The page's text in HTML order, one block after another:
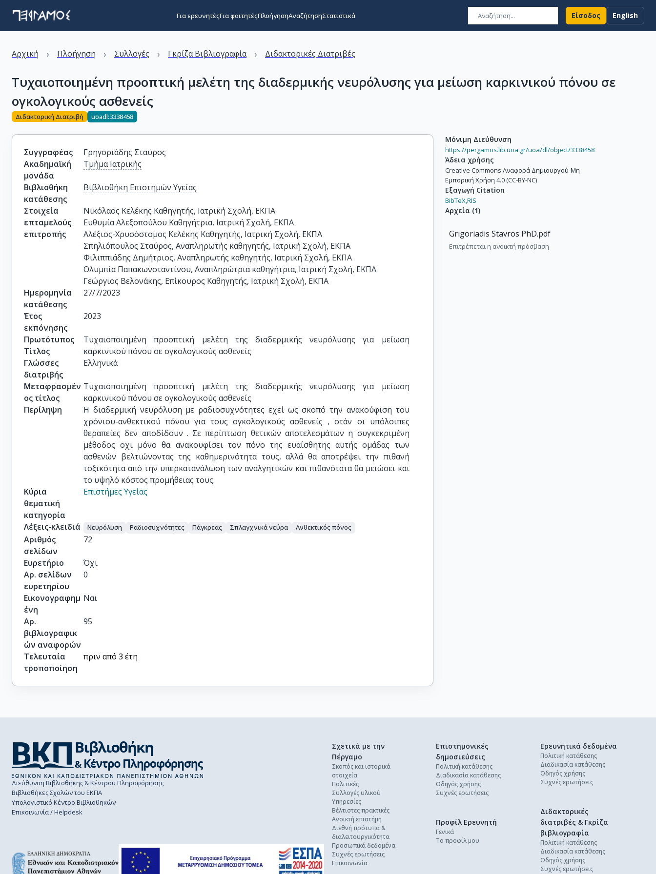
Για ερευνητέςΓια φοιτητέςΠλοήγησηΑναζήτησηΣτατιστικά Είσοδος English
Αρχική › Πλοήγηση › Συλλογές › Γκρίζα Βιβλιογραφία › Διδακτορικές Διατριβές
Τυχαιοποιημένη προοπτική μελέτη της διαδερμικής νευρόλυσης για μείωση καρκινικού πόνου σε
ογκολογικούς ασθενείς
Διδακτορική Διατριβή uoadl:3338458
Συγγραφέας
Γρηγοριάδης Σταύρος
Ακαδημαϊκή
μονάδα
Τμήμα Ιατρικής
Βιβλιοθήκη
κατάθεσης
Βιβλιοθήκη Επιστημών Υγείας
Στοιχεία
επταμελούς
επιτροπής
Νικόλαος Κελέκης Καθηγητής, Ιατρική Σχολή, ΕΚΠΑ
Ευθυμία Αλεξοπούλου Καθηγήτρια, Ιατρική Σχολή, ΕΚΠΑ
Αλέξιος-Χρυσόστομος Κελέκης Καθηγητής, Ιατρική Σχολή, ΕΚΠΑ
Σπηλιόπουλος Σταύρος, Αναπληρωτής καθηγητής, Ιατρική Σχολή, ΕΚΠΑ
Φιλιππιάδης Δημήτριος, Αναπληρωτής καθηγητής, Ιατρική Σχολή, ΕΚΠΑ
Ολυμπία Παπακωνσταντίνου, Αναπληρώτρια καθηγήτρια, Ιατρική Σχολή, ΕΚΠΑ
Γεώργιος Βελονάκης, Επίκουρος Καθηγητής, Ιατρική Σχολή, ΕΚΠΑ
Ημερομηνία
κατάθεσης
27/7/2023
Έτος
εκπόνησης
2023
Πρωτότυπος
Τίτλος
Τυχαιοποιημένη προοπτική μελέτη της διαδερμικής νευρόλυσης για μείωση
καρκινικού πόνου σε ογκολογικούς ασθενείς
Γλώσσες
διατριβής
Ελληνικά
Μεταφρασμέν
ος τίτλος
Τυχαιοποιημένη προοπτική μελέτη της διαδερμικής νευρόλυσης για μείωση
καρκινικού πόνου σε ογκολογικούς ασθενείς
Περίληψη
Η διαδερμική νευρόλυση με ραδιοσυχνότητες εχεί ως σκοπό την ανακούφιση του
χρόνιου-ανθεκτικού πόνου για τους ογκολογικούς ασθενείς , οτάν οι υπόλοιπες
θεραπείες δεν αποδίδουν . Σε περίπτωση θετικών αποτελεσμάτων η συγκεκριμένη
μέθοδος οχι μόνο θα ανακουφίσει τον πόνο της ευαίσθητης αυτής ομάδας των
ασθενών βελτιώνοντας της καθημερινότητα τους, αλλά θα αποτρέψει την πιθανή
τοξικότητα από την υπερκατανάλωση των αναλγητικών και πιθανότατα θα μειώσει και
το υψηλό κόστος προμήθειας τους.
Κύρια
θεματική
κατηγορία
Επιστήμες Υγείας
Λέξεις-κλειδιά Νευρόλυση Ραδιοσυχνότητες Πάγκρεας Σπλαγχνικά νεύρα Ανθεκτικός πόνος
Αριθμός
σελίδων
72
Ευρετήριο
Όχι
Αρ. σελίδων
ευρετηρίου
0
Εικονογραφημ
ένη
Ναι
Αρ.
βιβλιογραφικ
ών αναφορών
95
Τελευταία
τροποποίηση
πριν από 3 έτη
Μόνιμη Διεύθυνση
https://pergamos.lib.uoa.gr/uoa/dl/object/3338458
Άδεια χρήσης
Creative Commons Αναφορά Δημιουργού-Μη
Εμπορική Χρήση 4.0 (CC-BY-NC)
Εξαγωγή Citation
BibTeX,RIS
Αρχεία (1)
Grigoriadis Stavros PhD.pdf
Επιτρέπεται η ανοικτή πρόσβαση
Διεύθυνση Βιβλιοθήκης & Κέντρου Πληροφόρησης
Βιβλιοθήκες Σχολών του ΕΚΠΑ
Υπολογιστικό Κέντρο Βιβλιοθηκών
Επικοινωνία / Helpdesk
Σχετικά με την
Πέργαμο
Σκοπός και ιστορικά
στοιχεία
Πολιτικές
Συλλογές υλικού
Υπηρεσίες
Βέλτιστες πρακτικές
Ανοικτή επιστήμη
Διεθνή πρότυπα &
διαλειτουργικότητα
Προσωπικά δεδομένα
Συχνές ερωτήσεις
Επικοινωνία
Επιστημονικές
δημοσιεύσεις
Πολιτική κατάθεσης
Διαδικασία κατάθεσης
Οδηγός χρήσης
Συχνές ερωτήσεις
Ερευνητικά δεδομένα
Πολιτική κατάθεσης
Διαδικασία κατάθεσης
Οδηγός χρήσης
Συχνές ερωτήσεις
Διδακτορικές
διατριβές & Γκρίζα
βιβλιογραφία
Πολιτική κατάθεσης
Διαδικασία κατάθεσης
Οδηγός χρήσης
Συχνές ερωτήσεις
Προφίλ Ερευνητή
Γενικά
Το προφίλ μου